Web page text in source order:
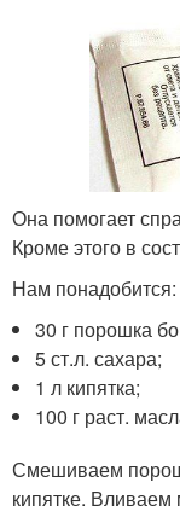
Она помогает
Кроме этого в
Нам понадобится:
30 г порошка
5 ст.л. сахара;
1 л кипятка;
100 г раст.
Смешиваем
кипятке.